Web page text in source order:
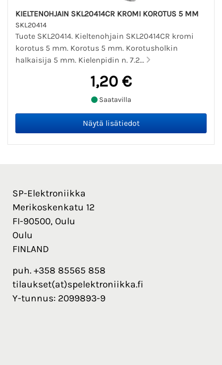
KIELTENOHJAIN SKL20414CR KROMI KOROTUS 5 MM
SKL20414
Tuote SKL20414. Kieltenohjain SKL20414CR kromi
korotus 5 mm. Korotus 5 mm. Korotusholkin
halkaisija 5 mm. Kielenpidin n. 7.2...
1,20 €
Saatavilla
SP-Elektroniikka
Merikoskenkatu 12
FI-90500, Oulu
Oulu
FINLAND
puh. +358 85565 858
tilaukset(at)spelektroniikka.fi
Y-tunnus: 2099893-9